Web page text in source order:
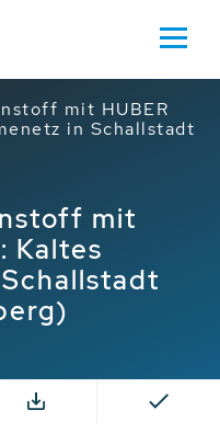
mit HUBER
in Schallstadt
mit
Kaltes